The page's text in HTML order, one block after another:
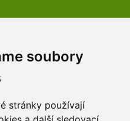
soubory
stránky používají